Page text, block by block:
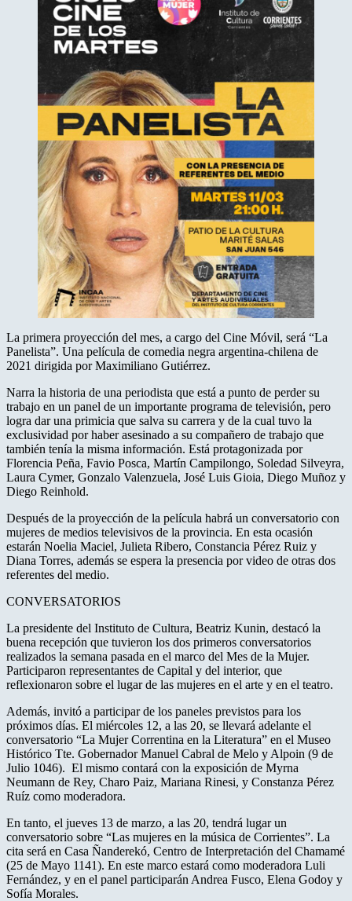
La primera proyección del mes, a cargo del Cine Móvil, será “La
Panelista”. Una película de comedia negra argentina-chilena de
2021 dirigida por Maximiliano Gutiérrez.
Narra la historia de una periodista que está a punto de perder su
trabajo en un panel de un importante programa de televisión, pero
logra dar una primicia que salva su carrera y de la cual tuvo la
exclusividad por haber asesinado a su compañero de trabajo que
también tenía la misma información. Está protagonizada por
Florencia Peña, Favio Posca, Martín Campilongo, Soledad Silveyra,
Laura Cymer, Gonzalo Valenzuela, José Luis Gioia, Diego Muñoz y
Diego Reinhold.
Después de la proyección de la película habrá un conversatorio con
mujeres de medios televisivos de la provincia. En esta ocasión
estarán Noelia Maciel, Julieta Ribero, Constancia Pérez Ruiz y
Diana Torres, además se espera la presencia por video de otras dos
referentes del medio.
CONVERSATORIOS
La presidente del Instituto de Cultura, Beatriz Kunin, destacó la
buena recepción que tuvieron los dos primeros conversatorios
realizados la semana pasada en el marco del Mes de la Mujer.
Participaron representantes de Capital y del interior, que
reflexionaron sobre el lugar de las mujeres en el arte y en el teatro.
Además, invitó a participar de los paneles previstos para los
próximos días. El miércoles 12, a las 20, se llevará adelante el
conversatorio “La Mujer Correntina en la Literatura” en el Museo
Histórico Tte. Gobernador Manuel Cabral de Melo y Alpoin (9 de
Julio 1046). El mismo contará con la exposición de Myrna
Neumann de Rey, Charo Paiz, Mariana Rinesi, y Constanza Pérez
Ruíz como moderadora.
En tanto, el jueves 13 de marzo, a las 20, tendrá lugar un
conversatorio sobre “Las mujeres en la música de Corrientes”. La
cita será en Casa Ñanderekó, Centro de Interpretación del Chamamé
(25 de Mayo 1141). En este marco estará como moderadora Luli
Fernández, y en el panel participarán Andrea Fusco, Elena Godoy y
Sofía Morales.